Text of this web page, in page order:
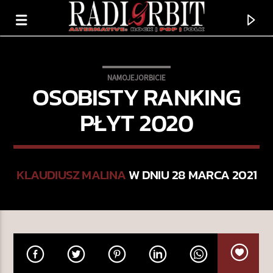
A HEARTBREAK
ANGUS & JULIA STONE
NAMOJEJORBICIE
OSOBISTY RANKING
PŁYT 2020
KLAUDIUSZ MALINAW DNIU 28 MARCA 2021